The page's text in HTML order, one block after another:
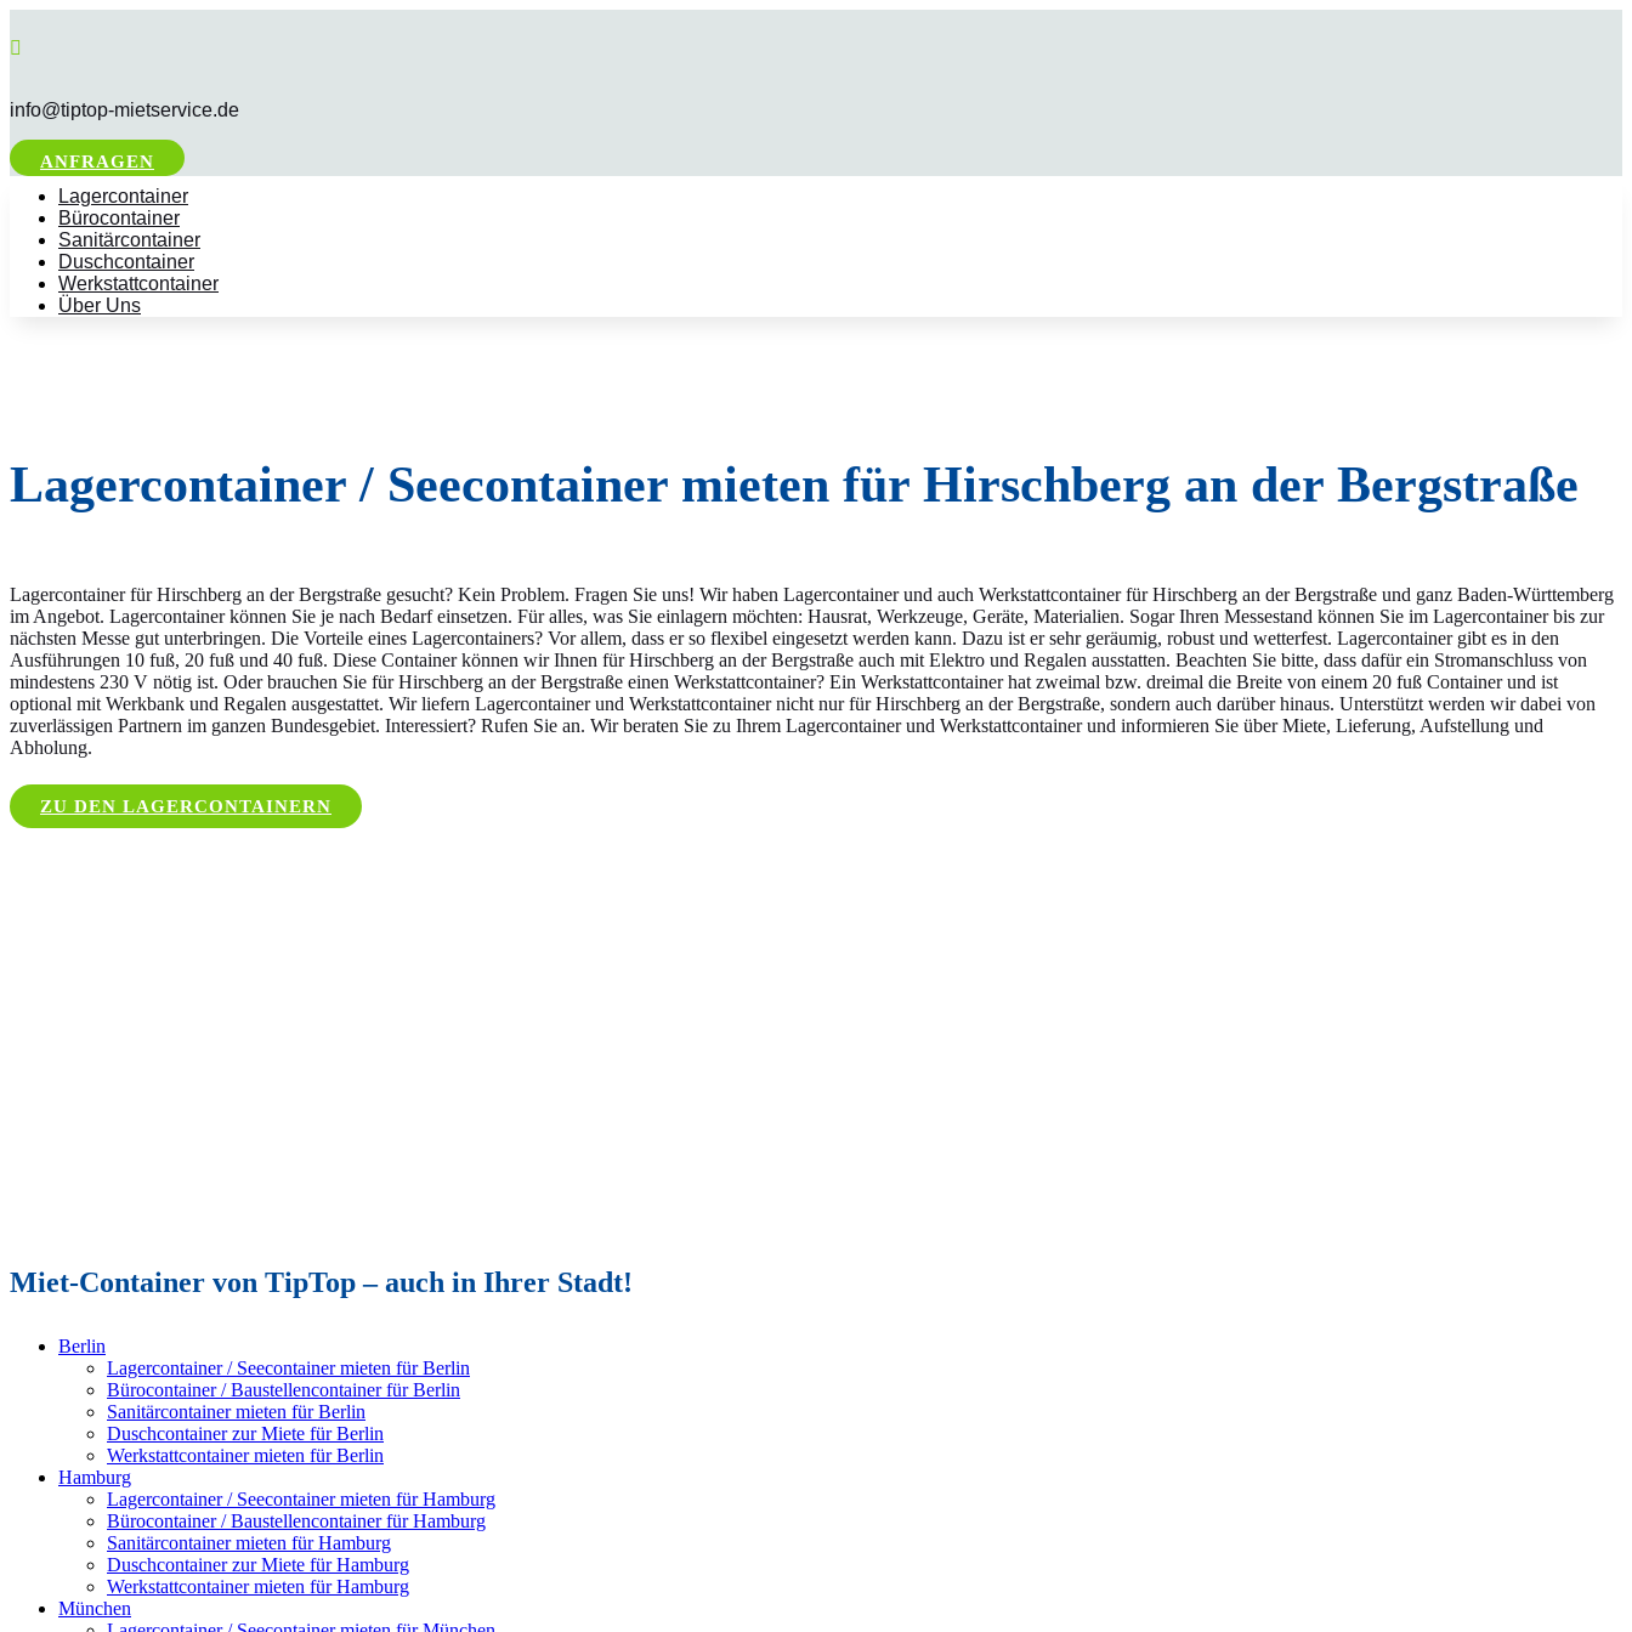

info@tiptop-mietservice.de
ANFRAGEN
Lagercontainer
Bürocontainer
Sanitärcontainer
Duschcontainer
Werkstattcontainer
Über Uns
Lagercontainer / Seecontainer mieten für Hirschberg an der Bergstraße
Lagercontainer für Hirschberg an der Bergstraße gesucht? Kein Problem. Fragen Sie uns! Wir haben Lagercontainer und auch Werkstattcontainer für Hirschberg an der Bergstraße und ganz Baden-Württemberg
im Angebot. Lagercontainer können Sie je nach Bedarf einsetzen. Für alles, was Sie einlagern möchten: Hausrat, Werkzeuge, Geräte, Materialien. Sogar Ihren Messestand können Sie im Lagercontainer bis zur
nächsten Messe gut unterbringen. Die Vorteile eines Lagercontainers? Vor allem, dass er so flexibel eingesetzt werden kann. Dazu ist er sehr geräumig, robust und wetterfest. Lagercontainer gibt es in den
Ausführungen 10 fuß, 20 fuß und 40 fuß. Diese Container können wir Ihnen für Hirschberg an der Bergstraße auch mit Elektro und Regalen ausstatten. Beachten Sie bitte, dass dafür ein Stromanschluss von
mindestens 230 V nötig ist. Oder brauchen Sie für Hirschberg an der Bergstraße einen Werkstattcontainer? Ein Werkstattcontainer hat zweimal bzw. dreimal die Breite von einem 20 fuß Container und ist
optional mit Werkbank und Regalen ausgestattet. Wir liefern Lagercontainer und Werkstattcontainer nicht nur für Hirschberg an der Bergstraße, sondern auch darüber hinaus. Unterstützt werden wir dabei von
zuverlässigen Partnern im ganzen Bundesgebiet. Interessiert? Rufen Sie an. Wir beraten Sie zu Ihrem Lagercontainer und Werkstattcontainer und informieren Sie über Miete, Lieferung, Aufstellung und
Abholung.
ZU DEN LAGERCONTAINERN
Miet-Container von TipTop – auch in Ihrer Stadt!
Berlin
Lagercontainer / Seecontainer mieten für Berlin
Bürocontainer / Baustellencontainer für Berlin
Sanitärcontainer mieten für Berlin
Duschcontainer zur Miete für Berlin
Werkstattcontainer mieten für Berlin
Hamburg
Lagercontainer / Seecontainer mieten für Hamburg
Bürocontainer / Baustellencontainer für Hamburg
Sanitärcontainer mieten für Hamburg
Duschcontainer zur Miete für Hamburg
Werkstattcontainer mieten für Hamburg
München